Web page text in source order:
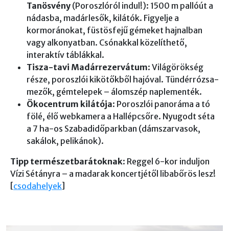
Tanösvény (Poroszlóról indul!): 1500 m pallóút a
nádasba, madárlesők, kilátók. Figyelje a
kormoránokat, füstösfejű gémeket hajnalban
vagy alkonyatban. Csónakkal közelíthető,
interaktív táblákkal.
Tisza-tavi Madárrezervátum: Világörökség
része, poroszlói kikötőkből hajóval. Tündérrózsa-
mezők, gémtelepek – álomszép naplementék.
Ökocentrum kilátója: Poroszlói panoráma a tó
fölé, élő webkamera a Hallépcsőre. Nyugodt séta
a 7 ha-os Szabadidőparkban (dámszarvasok,
sakálok, pelikánok).
Tipp természetbarátoknak: Reggel 6-kor induljon
Vízi Sétányra – a madarak koncertjétől libabőrös lesz!
[csodahelyek]